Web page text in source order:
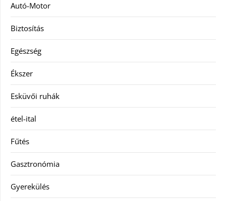
Autó-Motor
Biztosítás
Egészség
Ékszer
Esküvői ruhák
étel-ital
Fűtés
Gasztronómia
Gyerekülés